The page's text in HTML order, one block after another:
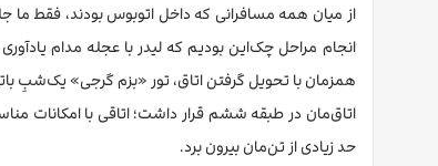
از میان همه مسافرانی که داخل اتوبوس بودند، فقط
انجام مراحل چک‌این بودیم که لیدر با عجله مدام
همزمان با تحویل گرفتن اتاق، تور «بزم گرجی» یک‌شبِ
اتاق‌مان در طبقه ششم قرار داشت؛ اتاقی با امکانات
حد زیادی از تن‌مان بیرون برد.